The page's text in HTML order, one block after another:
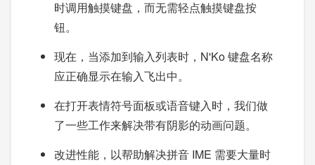
时调用触摸键盘，而无需轻点触摸键盘按
钮。
现在，当添加到输入列表时，N'Ko 键盘名称
应正确显示在输入飞出中。
在打开表情符号面板或语音键入时，我们做
了一些工作来解决带有阴影的动画问题。
改进性能，以帮助解决拼音 IME 需要大量时